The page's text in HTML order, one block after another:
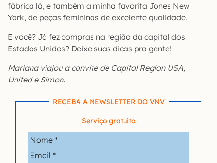
fábrica lá, e também a minha favorita Jones New
York, de peças femininas de excelente qualidade.
E você? Já fez compras na região da capital dos
Estados Unidos? Deixe suas dicas pra gente!
Mariana viajou a convite de Capital Region USA,
United e Simon.
RECEBA A NEWSLETTER DO VNV
Serviço gratuito